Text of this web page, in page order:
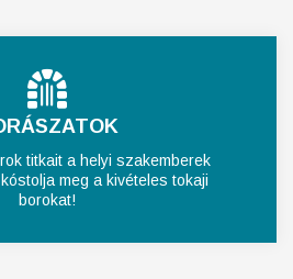
titkait a helyi szakemberek
meg a kivételes tokaji
borokat!